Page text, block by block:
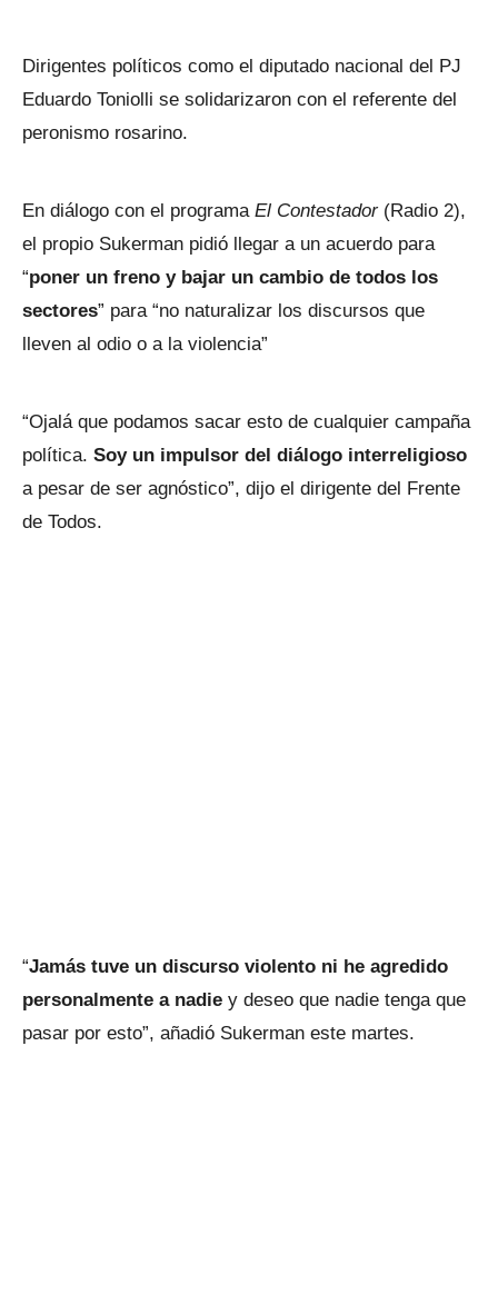
Dirigentes políticos como el diputado nacional del PJ
Eduardo Toniolli se solidarizaron con el referente del
peronismo rosarino.
En diálogo con el programa El Contestador(Radio 2),
el propio Sukerman pidió llegar a un acuerdo para
“poner un freno y bajar un cambio de todos los
sectores” para “no naturalizar los discursos que
lleven al odio o a la violencia”
“Ojalá que podamos sacar esto de cualquier campaña
política. Soy un impulsor del diálogo interreligioso
a pesar de ser agnóstico”, dijo el dirigente del Frente
de Todos.
“Jamás tuve un discurso violento ni he agredido
personalmente a nadie y deseo que nadie tenga que
pasar por esto”, añadió Sukerman este martes.